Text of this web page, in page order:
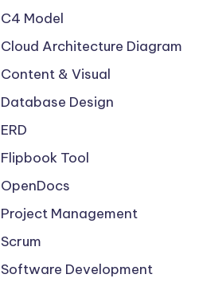
C4 Model
Cloud Architecture Diagram
Content & Visual
Database Design
ERD
Flipbook Tool
OpenDocs
Project Management
Scrum
Software Development